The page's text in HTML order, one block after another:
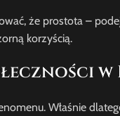
że prostota –
korzyścią.
Właśnie